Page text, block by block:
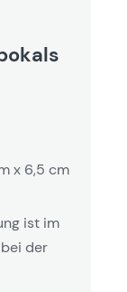
x 6,5 cm
ist im
der